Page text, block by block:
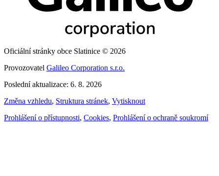
Oficiální stránky obce Slatinice © 2026
Provozovatel Galileo Corporation s.r.o.
Poslední aktualizace: 6. 8. 2026
Změna vzhledu, Struktura stránek, Vytisknout
Prohlášení o přístupnosti, Cookies, Prohlášení o ochraně soukromí